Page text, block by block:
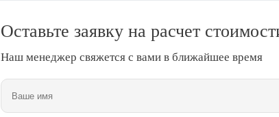
Оставьте заявку на расчет
Наш менеджер свяжется с вами в ближайшее время